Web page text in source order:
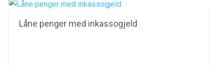
Låne penger med inkassogjeld